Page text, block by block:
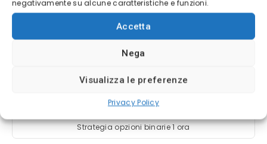
negativamente su alcune caratteristiche e funzioni.
Accetta
Nega
Visualizza le preferenze
Privacy Policy
Strategia opzioni binarie 1 ora